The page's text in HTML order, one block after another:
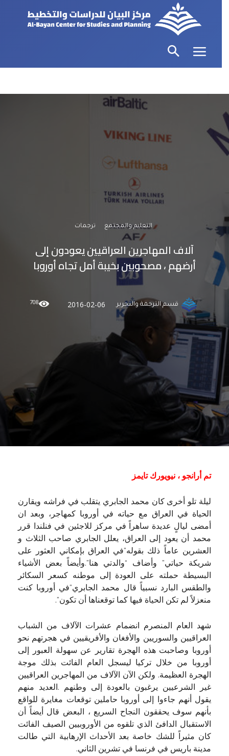
التعليم والمجتمع ترجمات
آلاف المهاجرين العراقيين يعودون إلى
أرضهم ، مصحوبين بخيبة أمل تجاه أوروبا
قسم الترجمة والتحرير 2016-02-06
708
تم أرانجو ، نيويورك تايمز
ليلة تلو أخرى كان محمد الجابري يتقلب في فراشه ويقارن
الحياة في العراق مع حياته في أوروبا كمهاجر، وبعد ان
أمضى ليالٍ عديدة ساهراً في مركز للاجئين في فنلندا قرر
محمد أن يعود إلى العراق، يعلل الجابري صاحب الثلاث و
العشرين عاماً ذلك بقوله”في العراق بإمكاني العثور على
شريكة حياتي” وأضاف “والدتي هنا”.وأيضاً بعض الأشياء
البسيطة حملته على العودة إلى موطنه كسعر السكائر
والطقس البارد نسبياً قال محمد الجابري”في أوروبا كنت
منعزلاً لم تكن الحياة فيها كما توقعناها أن تكون”.
شهد العام المنصرم انضمام عشرات الآلاف من الشباب
العراقيين والسوريين والأفغان والأفريقيين في هجرتهم نحو
أوروبا وصاحبت هذه الهجرة تقارير عن سهولة العبور إلى
أوروبا من خلال تركيا ليسجل العام الفائت بذلك موجة
الهجرة العظيمة. ولكن الآن الآلاف من المهاجرين العراقيين
غير الشرعيين يرغبون بالعودة إلى وطنهم .العديد منهم
يقول أنهم جاءوا إلى أوروبا حاملين توقعات مغايرة للواقع
بأنهم سوف يحققون النجاح السريع ، البعض قال أيضاً أن
الاستقبال الدافئ الذي تلقوه من الأوروبيين الصيف الفائت
كان مثيراً للشك خاصة بعد الأحداث الإرهابية التي طالت
مدينة باريس في فرنسا في تشرين الثاني.